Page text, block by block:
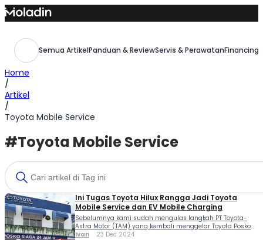
Skip
to
Semua ArtikelPanduan & ReviewServis & Perawatan
Home
/
Artikel
/
Toyota Mobile Service
#Toyota Mobile Service
Ini Tugas Toyota Hilux Rangga Jadi Toyota
Mobile Service dan EV Mobile Charging
Sebelumnya kami sudah mengulas langkah PT Toyota-
Astra Motor (TAM) yang kembali menggelar Toyota Posko
Siaga selama libur Nataru 2024. Nah yang menarik, ada
Ivan 23 Dec 2024